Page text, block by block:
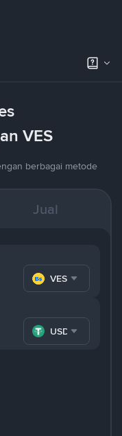
VES
berbagai metode
Jual
VES
USDT